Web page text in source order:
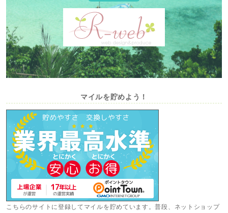
マイルを貯めよう！
こちらのサイトに登録してマイルを貯めています。普段、ネットショップ